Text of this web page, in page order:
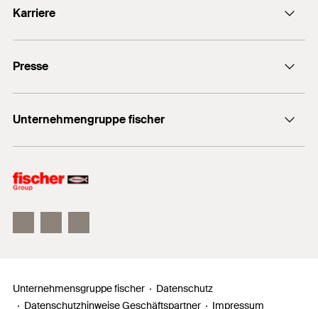
+49 7443 12-0
Karriere
Gute Gründe
Ausbildung
Professionals
Presse
Mediathek
Podcasts
Unternehmengruppe fischer
Unser Leitbild
Unternehmensgruppe fischer
Datenschutz
Datenschutzhinweise Geschäftspartner
Impressum